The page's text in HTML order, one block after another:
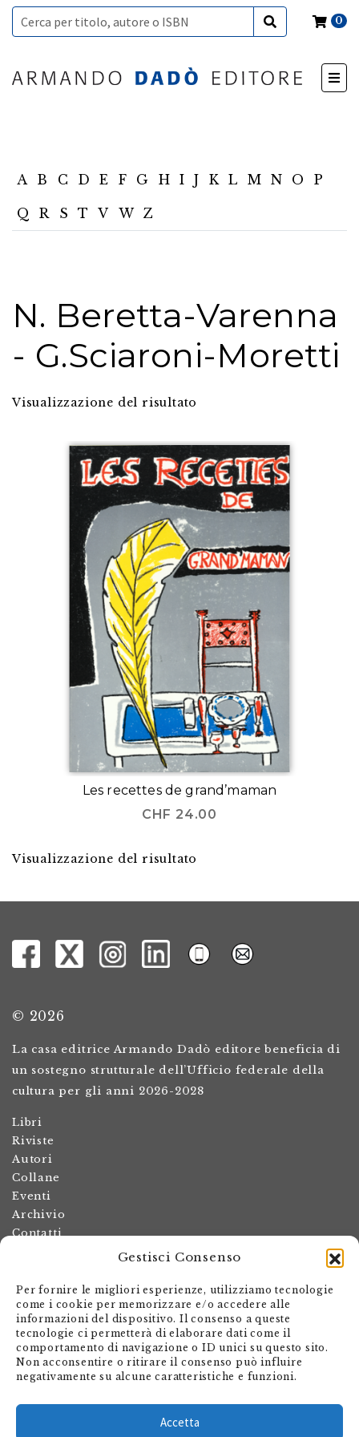
Gestisci Consenso
Per fornire le migliori esperienze, utilizziamo tecnologie
come i cookie per memorizzare e/o accedere alle
informazioni del dispositivo. Il consenso a queste
tecnologie ci permetterà di elaborare dati come il
comportamento di navigazione o ID unici su questo sito.
Non acconsentire o ritirare il consenso può influire
negativamente su alcune caratteristiche e funzioni.
Accetta
0
A B C D E F G H I J K L M N O P
Q R S T V W Z
N. Beretta-Varenna
- G.Sciaroni-Moretti
Visualizzazione del risultato
Les recettes de grand’maman
CHF 24.00
Visualizzazione del risultato
© 2026
La casa editrice Armando Dadò editore beneficia di
un sostegno strutturale dell’Ufficio federale della
cultura per gli anni 2026-2028
Libri
Riviste
Autori
Collane
Eventi
Archivio
Contatti
Termini e condizioni
Spese di spedizione
Politica dei resi
Informativa sulla privacy
Il mio account
Carrello
Via Giovanni Antonio Orelli 29